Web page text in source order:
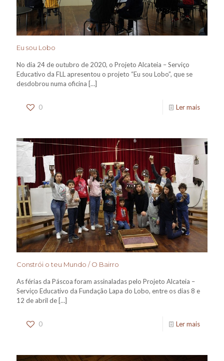
Eu sou Lobo
No dia 24 de outubro de 2020, o Projeto Alcateia – Serviço
Educativo da FLL apresentou o projeto “Eu sou Lobo”, que se
desdobrou numa oficina […]
0 Ler mais
Constrói o teu Mundo / O Bairro
As férias da Páscoa foram assinaladas pelo Projeto Alcateia –
Serviço Educativo da Fundação Lapa do Lobo, entre os dias 8 e
12 de abril de […]
0 Ler mais